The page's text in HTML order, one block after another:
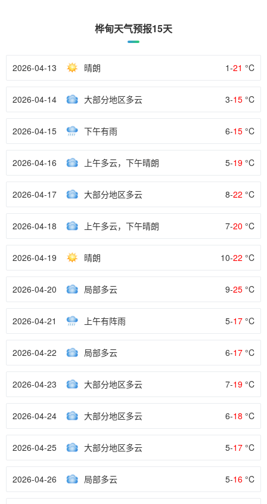
桦甸天气预报15天
2026-04-13 晴朗 1-21 °C
2026-04-14 大部分地区多云 3-15 °C
2026-04-15 下午有雨 6-15 °C
2026-04-16 上午多云，下午晴朗 5-19 °C
2026-04-17 大部分地区多云 8-22 °C
2026-04-18 上午多云，下午晴朗 7-20 °C
2026-04-19 晴朗 10-22 °C
2026-04-20 局部多云 9-25 °C
2026-04-21 上午有阵雨 5-17 °C
2026-04-22 局部多云 6-17 °C
2026-04-23 大部分地区多云 7-19 °C
2026-04-24 大部分地区多云 6-18 °C
2026-04-25 大部分地区多云 5-17 °C
2026-04-26 局部多云 5-16 °C